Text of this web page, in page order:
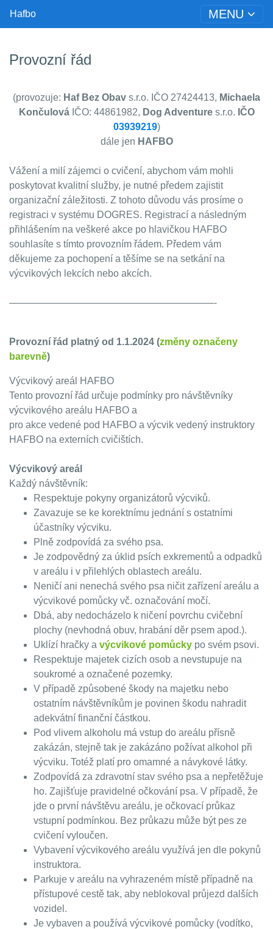
Hafbo MENU
Provozní řád
(provozuje: Haf Bez Obav s.r.o. IČO 27424413, Michaela
KončulováIČO: 44861982, Dog Adventure s.r.o. IČO
03939219)
dále jen HAFBO
Vážení a milí zájemci o cvičení, abychom vám mohli
poskytovat kvalitní služby, je nutné předem zajistit
organizační záležitosti. Z tohoto důvodu vás prosíme o
registraci v systému DOGRES. Registrací a následným
přihlášením na veškeré akce po hlavičkou HAFBO
souhlasíte s tímto provozním řádem. Předem vám
děkujeme za pochopení a těšíme se na setkání na
výcvikových lekcích nebo akcích.
—————————————————————-
Provozní řád platný od 1.1.2024 (změny označeny
barevně)
Výcvikový areál HAFBO
Tento provozní řád určuje podmínky pro návštěvníky
výcvikového areálu HAFBO a
pro akce vedené pod HAFBO a výcvik vedený instruktory
HAFBO na externích cvičištích.
Výcvikový areál
Každý návštěvník:
Respektuje pokyny organizátorů výcviků.
Zavazuje se ke korektnímu jednání s ostatními
účastníky výcviku.
Plně zodpovídá za svého psa.
Je zodpovědný za úklid psích exkrementů a odpadků
v areálu i v přilehlých oblastech areálu.
Neničí ani nenechá svého psa ničit zařízení areálu a
výcvikové pomůcky vč. označování močí.
Dbá, aby nedocházelo k ničení povrchu cvičební
plochy (nevhodná obuv, hrabání děr psem apod.).
Uklízí hračky a výcvikové pomůcky po svém psovi.
Respektuje majetek cizích osob a nevstupuje na
soukromé a označené pozemky.
V případě způsobené škody na majetku nebo
ostatním návštěvníkům je povinen škodu nahradit
adekvátní finanční částkou.
Pod vlivem alkoholu má vstup do areálu přísně
zakázán, stejně tak je zakázáno požívat alkohol při
výcviku. Totéž platí pro omamné a návykové látky.
Zodpovídá za zdravotní stav svého psa a nepřetěžuje
ho. Zajišťuje pravidelné očkování psa. V případě, že
jde o první návštěvu areálu, je očkovací průkaz
vstupní podmínkou. Bez průkazu může být pes ze
cvičení vyloučen.
Vybavení výcvikového areálu využívá jen dle pokynů
instruktora.
Parkuje v areálu na vyhrazeném místě případně na
přístupové cestě tak, aby neblokoval průjezd dalších
vozidel.
Je vybaven a používá výcvikové pomůcky (vodítko,